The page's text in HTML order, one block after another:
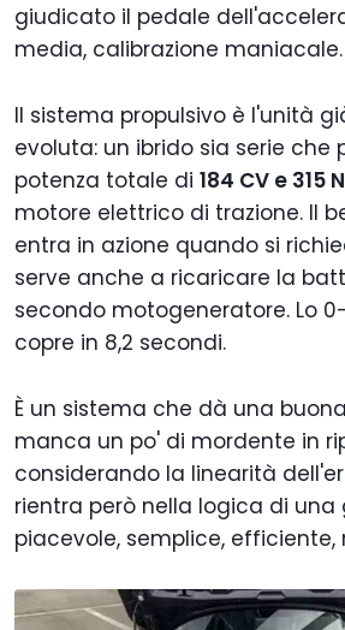
giudicato il pedale
media, calibrazione maniacale.
Il sistema propulsivo è l'unità
evoluta: un ibrido sia serie che
potenza totale di 184 CV e 315
motore elettrico di trazione. Il
entra in azione quando si
serve anche a ricaricare la
secondo motogeneratore. Lo
copre in 8,2 secondi.
È un sistema che dà una
manca un po' di mordente in
considerando la linearità
rientra però nella logica di una
piacevole, semplice, efficiente,